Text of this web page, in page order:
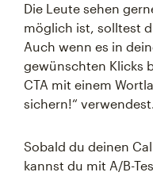
Die Leute sehen
möglich ist, solltest
Auch wenn es in
gewünschten Klicks
CTA mit einem
sichern!“
Sobald du deinen
kannst du mit A/B-